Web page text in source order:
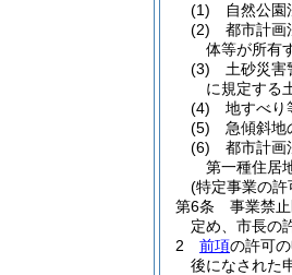
(1)
自然公園
(2)
都市計画
体等が所有
(3)
土砂災害
に規定する
(4)
地すべり
(5)
急傾斜地
(6)
都市計画
第一種住居
(特定事業の許
第6条
事業禁
定め、市長の
2
前項の許可の
後になされた